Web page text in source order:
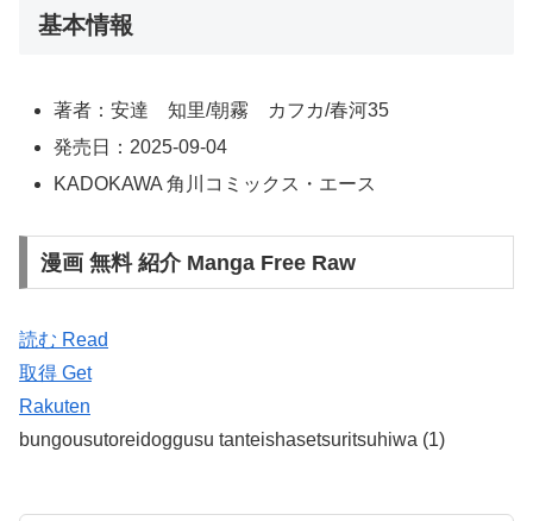
基本情報
著者：安達 知里/朝霧 カフカ/春河35
発売日：2025-09-04
KADOKAWA 角川コミックス・エース
漫画 無料 紹介 Manga Free Raw
読む Read
取得 Get
Rakuten
bungousutoreidoggusu tanteishasetsuritsuhiwa (1)